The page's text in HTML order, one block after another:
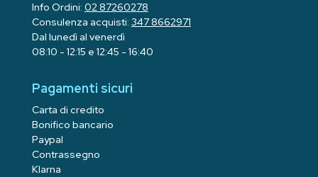
Info Ordini: 02 87260278
Consulenza acquisti: 347 8662971
Dal lunedì al venerdì
08:10 - 12:15 e 12:45 - 16:40
Pagamenti sicuri
Carta di credito
Bonifico bancario
Paypal
Contrassegno
Klarna